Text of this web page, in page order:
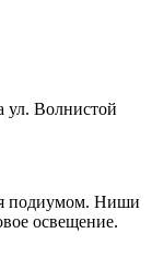
ул. Волнистой
подиумом. Ниши
освещение.